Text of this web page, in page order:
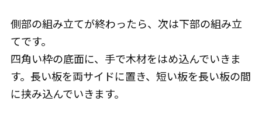
側部の組み立てが終わったら、次は下部の組み立
てです。
四角い枠の底面に、手で木材をはめ込んでいきま
す。長い板を両サイドに置き、短い板を長い板の間
に挟み込んでいきます。